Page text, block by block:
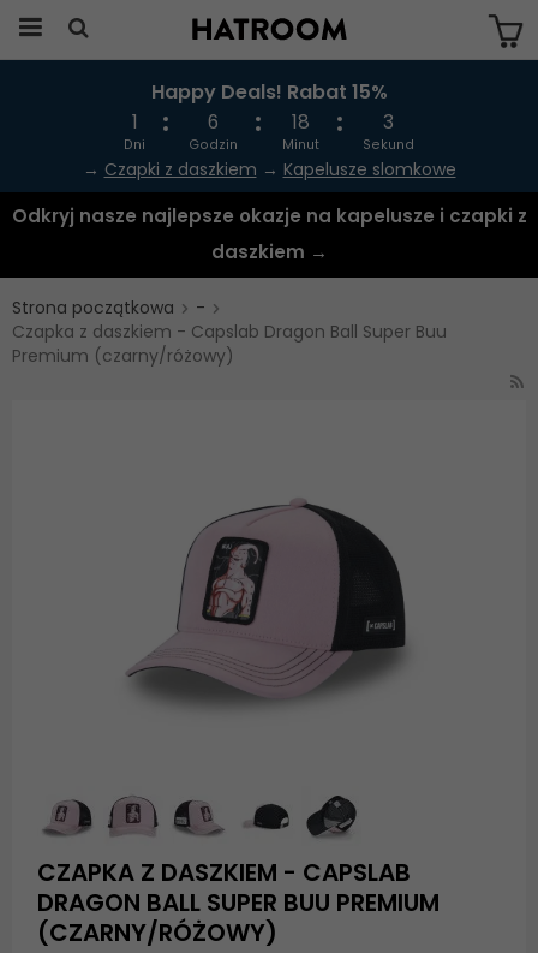
Produkten har blivit tillagd i varukorgen
Happy Deals! Rabat 15%
1
Dni
6
Godzin
18
Minut
3
Sekund
→ Czapki z daszkiem → Kapelusze slomkowe
Odkryj nasze najlepsze okazje na kapelusze i czapki z
daszkiem →
Strona początkowa
-
Czapka z daszkiem - Capslab Dragon Ball Super Buu
Premium (czarny/różowy)
CZAPKA Z DASZKIEM - CAPSLAB
DRAGON BALL SUPER BUU PREMIUM
(CZARNY/RÓŻOWY)